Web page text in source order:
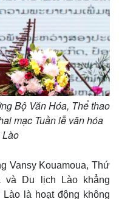
Magazine
Bộ Văn Hóa, Thể thao
mạc Tuần lễ văn hóa
Lào
Vansy Kouamoua, Thứ
và Du lịch Lào khẳng
là hoạt động không